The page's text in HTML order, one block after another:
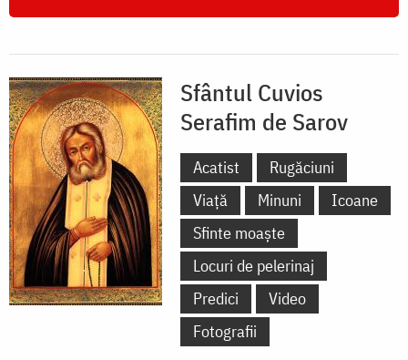
Sfântul Cuvios
Serafim de Sarov
Acatist
Rugăciuni
Viață
Minuni
Icoane
Sfinte moaște
Locuri de pelerinaj
Predici
Video
Fotografii